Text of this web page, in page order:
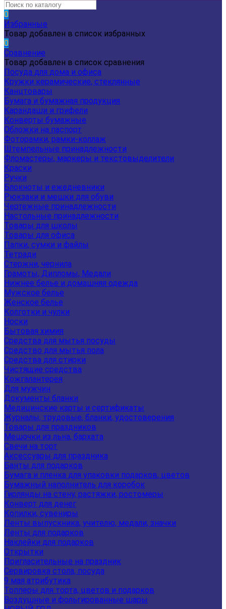
0
Избранные
Товар добавлен в список избранных
0
Сравнение
Товар добавлен в список сравнения
Посуда для дома и офиса
Кружки керамические, стеклянные
Канцтовары
Бумага и бумажная продукция
Карандаши и грифели
Конверты бумажные
Обложки на паспорт
Фоторамки, рамки-коллаж
Штемпельные принадлежности
Фломастеры, маркеры и текстовыделители
Краски
Ручки
Блокноты и ежедневники
Рюкзаки и мешки для обуви
Чертежные принадлежности
Настольные принадлежности
Товары для школы
Товары для офиса
Папки, сумки и файлы
Тетради
Стержни, чернила
Грамоты, Дипломы, Медали
Нижнее белье и домашняя одежда
Мужское белье
Женское белье
Колготки и чулки
Носки
Бытовая химия
Средства для мытья посуды
Средство для мытья пола
Средства для стирки
Чистящие средства
Кожгалантерея
Для мужчин
Документы бланки
Медицинские карты и сертификаты
Журналы, трудовые, бланки, удостоверения
Товары для праздников
Мешочки из льна, бархата
Свечи на торт
Аксессуары для праздника
Банты для подарков
Бумага и пленка для упаковки подарков, цветов
Бумажный наполнитель для коробок
Гирлянды на стену, растяжки, ростомеры
Конверт для денег
Копилки, сувениры
Ленты выпускника, учителю, медали, значки
Ленты для подарков
Наклейки для подарков
Открытки
Пригласительные на праздник
Сервировка стола, посуда
9 мая атрибутика
Топперы для торта, цветов и подарков
Воздушные и фольгированные шары